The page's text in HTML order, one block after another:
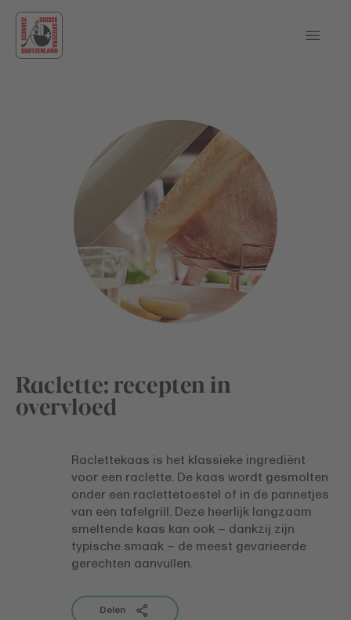
Raclette: recepten in
overvloed
Raclettekaas is het klassieke ingrediënt
voor een raclette. De kaas wordt gesmolten
onder een raclettetoestel of in de pannetjes
van een tafelgrill. Deze heerlijk langzaam
smeltende kaas kan ook – dankzij zijn
typische smaak – de meest gevarieerde
gerechten aanvullen.
Delen